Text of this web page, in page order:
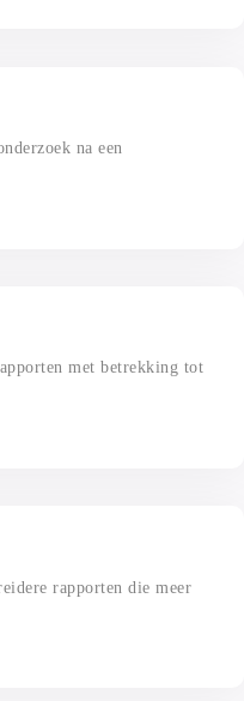
na een
met betrekking tot
rapporten die meer